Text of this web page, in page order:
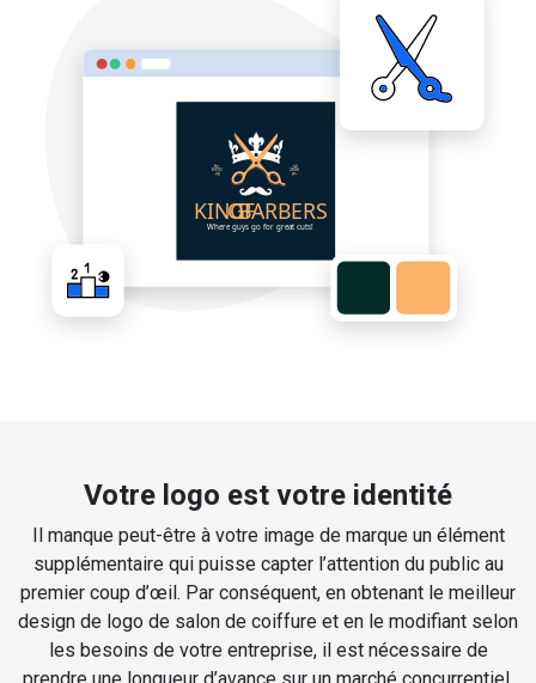
Votre logo est votre identité
Il manque peut-être à votre image de marque un élément
supplémentaire qui puisse capter l’attention du public au
premier coup d’œil. Par conséquent, en obtenant le meilleur
design de logo de salon de coiffure et en le modifiant selon
les besoins de votre entreprise, il est nécessaire de